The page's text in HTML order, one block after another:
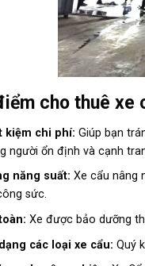
cho thuê xe
kiệm chi phí: Giúp bạn
người ổn định và cạnh
năng suất: Xe cẩu nâng
sức.
Xe được bảo dưỡng
các loại xe cẩu: Quý